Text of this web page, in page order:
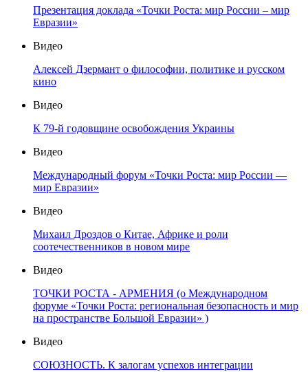
Презентация доклада «Точки Роста: мир России – мир
Евразии»
Видео
Алексей Дзермант о философии, политике и русском
кино
Видео
К 79-й годовщине освобождения Украины
Видео
Международный форум «Точки Роста: мир России —
мир Евразии»
Видео
Михаил Дроздов о Китае, Африке и роли
соотечественников в новом мире
Видео
ТОЧКИ РОСТА - АРМЕНИЯ (о Международном
форуме «Точки Роста: региональная безопасность и мир
на пространстве Большой Евразии» )
Видео
СОЮЗНОСТЬ. К залогам успехов интеграции